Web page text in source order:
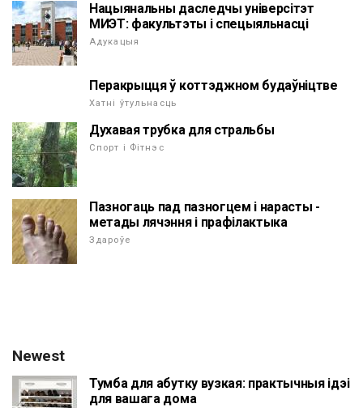
Нацыянальны даследчы універсітэт
МИЭТ: факультэты і спецыяльнасці
Адукацыя
Перакрыцця ў коттэджном будаўніцтве
Хатні ўтульнасць
Духавая трубка для стральбы
Спорт і Фітнэс
Пазногаць пад пазногцем і нарасты -
метады лячэння і прафілактыка
Здароўе
Newest
Тумба для абутку вузкая: практычныя ідэі
для вашага дома